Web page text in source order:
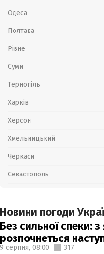
Одеса
Полтава
Рівне
Суми
Тернопіль
Харків
Херсон
Хмельницький
Черкаси
Севастополь
Новини погоди
Без сильної спеки: з
розпочнеться
9 серпня, 08:00 317